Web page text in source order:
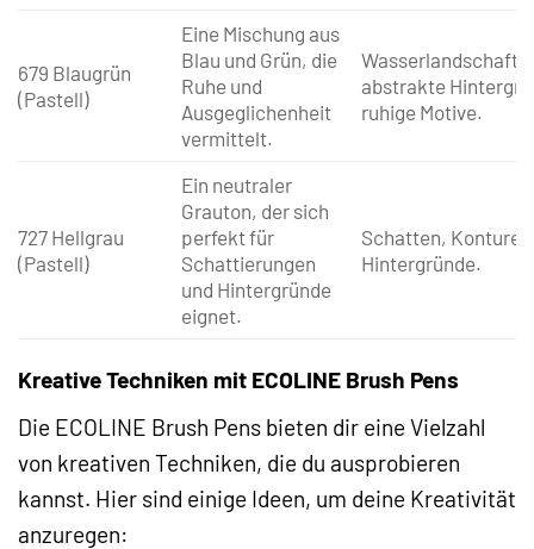
679 Blaugrün
(Pastell)
Eine Mischung aus
Blau und Grün, die
Ruhe und
Ausgeglichenheit
vermittelt.
abstrakte
ruhige Motive.
727 Hellgrau
(Pastell)
Ein neutraler
Grauton, der sich
perfekt für
Schattierungen
und Hintergründe
eignet.
Schatten,
Hintergründe.
Kreative Techniken mit ECOLINE Brush Pens
Die ECOLINE Brush Pens bieten dir eine Vielzahl
von kreativen Techniken, die du ausprobieren
kannst. Hier sind einige Ideen, um deine Kreativität
anzuregen: